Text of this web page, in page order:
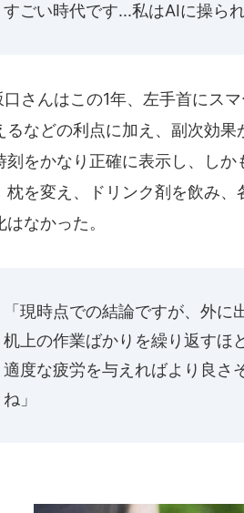
すごい時代です...私はAIに操ら
さんはこの1年、左手首にス
るなどの利点に加え、副次効
刻をかなり正確に表示し、し
枕を変え、ドリンク剤を飲み
はなかった。
「現時点での結論ですが、外
机上の作業ばかりを繰り返すほ
適度な疲労を与えればより良さ
ね」